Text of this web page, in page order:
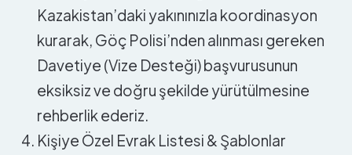
Kazakistan’daki yakınınızla koordinasyon
kurarak, Göç Polisi’nden alınması gereken
Davetiye (Vize Desteği) başvurusunun
eksiksiz ve doğru şekilde yürütülmesine
rehberlik ederiz.
Kişiye Özel Evrak Listesi & Şablonlar